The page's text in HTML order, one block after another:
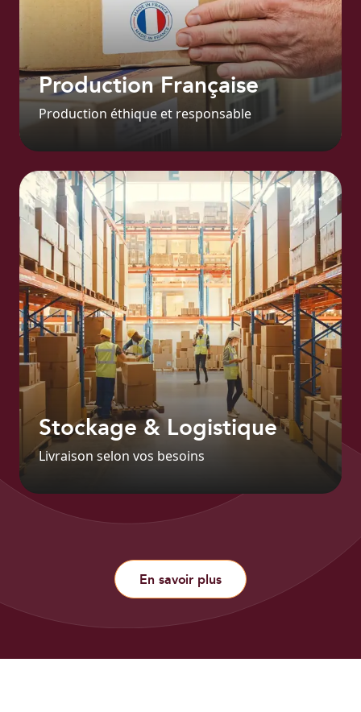
Production Française
Production éthique et responsable
Stockage & Logistique
Livraison selon vos besoins
En savoir plus